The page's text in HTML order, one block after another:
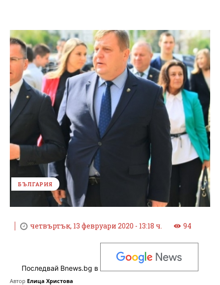
БЪЛГАРИЯ
четвъртък, 13 февруари 2020 - 13:18 ч. 94
Последвай Bnews.bg в
Автор Елица Христова